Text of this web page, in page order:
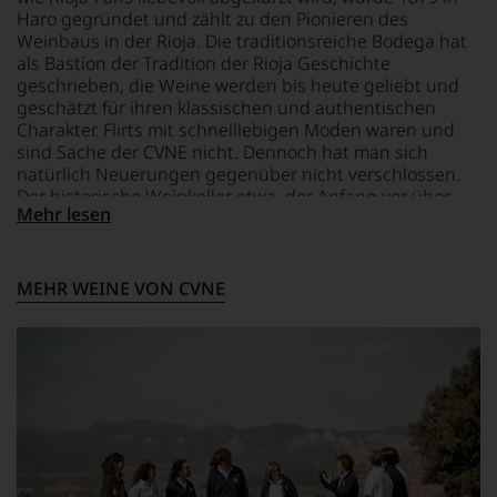
in
unserem
Webshop,
um
zu
unterstreichen,
auf
welch
hohem
Niveau
bewegt.
festgestellt,
trocken
Haro gegründet und zählt zu den Pionieren des
Weinbaus in der Rioja. Die traditionsreiche Bodega hat
als Bastion der Tradition der Rioja Geschichte
geschrieben, die Weine werden bis heute geliebt und
geschätzt für ihren klassischen und authentischen
Charakter. Flirts mit schnelllebigen Moden waren und
sind Sache der CVNE nicht. Dennoch hat man sich
natürlich Neuerungen gegenüber nicht verschlossen.
Der historische Weinkeller etwa, der Anfang vor über
100 Jahren errichtet wurde, orientierte sich an
Stil, da wird nichts getunt, da kommt lupenreiner,
rassiger Rioja in das Glas.
Mehr lesen
MEHR WEINE VON CVNE